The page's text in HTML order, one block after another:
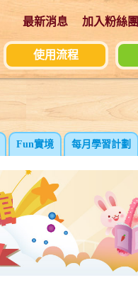
最新消息 加入粉絲團
使用流程
Fun實境 每月學習計劃